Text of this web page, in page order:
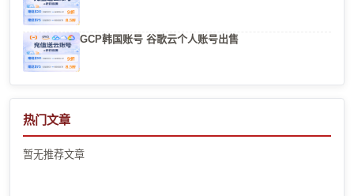
GCP韩国账号 谷歌云个人账号出售
热门文章
暂无推荐文章